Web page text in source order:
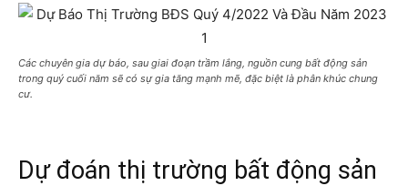
Các chuyên gia dự báo, sau giai đoạn trầm lắng, nguồn cung bất động sản
trong quý cuối năm sẽ có sự gia tăng mạnh mẽ, đặc biệt là phân khúc chung
cư.
Dự đoán thị trường bất động sản